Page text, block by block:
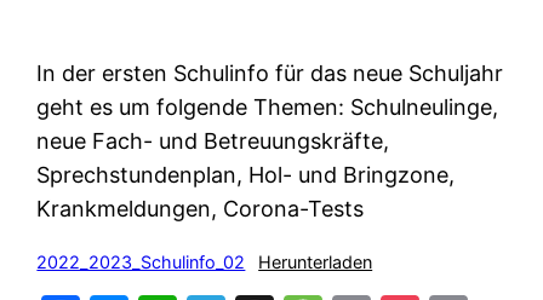
In der ersten Schulinfo für das neue Schuljahr
geht es um folgende Themen: Schulneulinge,
neue Fach- und Betreuungskräfte,
Sprechstundenplan, Hol- und Bringzone,
Krankmeldungen, Corona-Tests
2022_2023_Schulinfo_02 Herunterladen